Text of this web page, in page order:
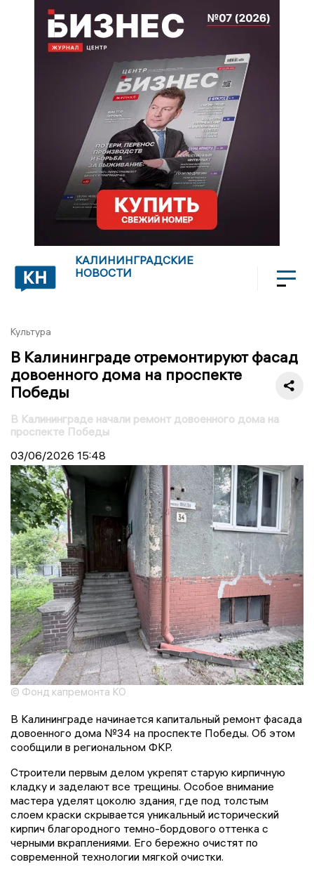
КАЛИНИНГРАДСКИЕ
НОВОСТИ
Культура
В Калининграде отремонтируют фасад
довоенного дома на проспекте
Победы
В Калининграде начали ремонт довоенного дома на
проспекте Победы
03/06/2026 15:48
© Фонд капремонта КО
В Калининграде начинается капитальный ремонт фасада
довоенного дома №34 на проспекте Победы. Об этом
сообщили в региональном ФКР.
Строители первым делом укрепят старую кирпичную
кладку и заделают все трещины. Особое внимание
мастера уделят цоколю здания, где под толстым
слоем краски скрывается уникальный исторический
кирпич благородного темно-бордового оттенка с
черными вкраплениями. Его бережно очистят по
современной технологии мягкой очистки.